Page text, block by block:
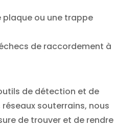
plaque ou une trappe
de raccordement à
de détection et de
souterrains, nous
de trouver et de rendre